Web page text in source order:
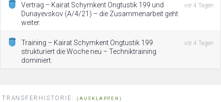
Vertrag – Kairat Schymkent Ongtustik 199 und
Dunayevskov (A/4/21) – die Zusammenarbeit geht
weiter.
vor 4 Tagen
Training – Kairat Schymkent Ongtustik 199
strukturiert die Woche neu – Techniktraining
dominiert.
vor 4 Tagen
TRANSFERHISTORIE: (AUSKLAPPEN)